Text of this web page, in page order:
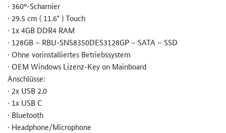
· 360°-Scharnier
· 29.5 cm ( 11.6" ) Touch
· 1x 4GB DDR4 RAM
· 128GB – RBU-SNS8350DES3128GP – SATA – SSD
· Ohne vorinstalliertes Betriebssystem
· OEM Windows Lizenz-Key on Mainboard
Anschlüsse:
· 2x USB 2.0
· 1x USB C
· Bluetooth
· Headphone/Microphone